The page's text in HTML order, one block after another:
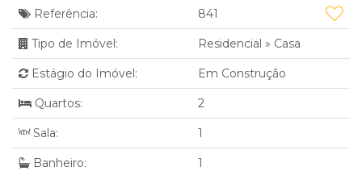
Referência: 841
Tipo de Imóvel: Residencial » Casa
Estágio do Imóvel: Em Construção
Quartos: 2
Sala: 1
Banheiro: 1